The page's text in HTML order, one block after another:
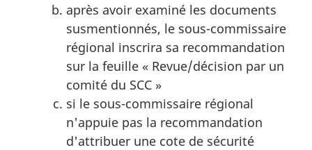
après avoir examiné les documents
susmentionnés, le sous-commissaire
régional inscrira sa recommandation
sur la feuille « Revue/décision par un
comité du SCC »
si le sous-commissaire régional
n'appuie pas la recommandation
d'attribuer une cote de sécurité